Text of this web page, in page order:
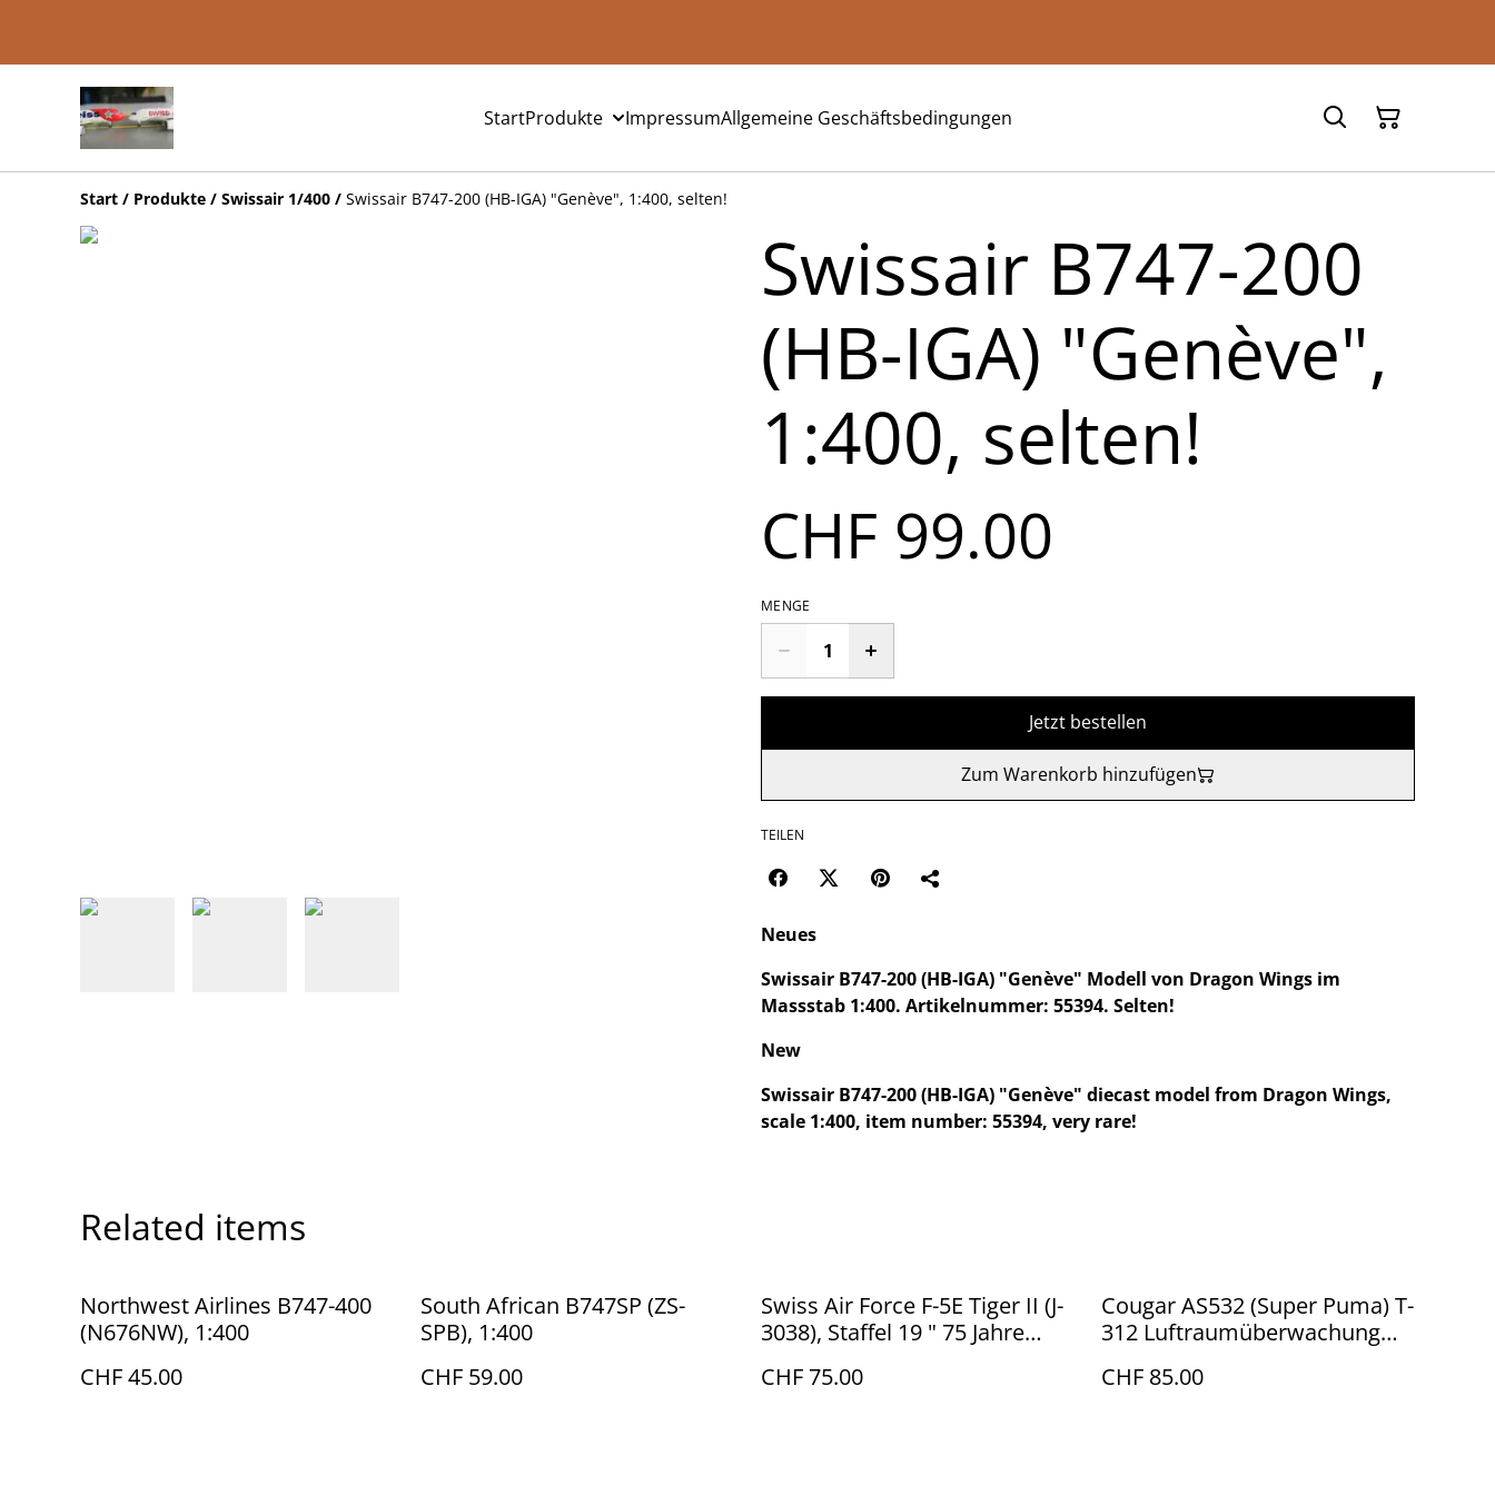
StartProdukte ImpressumAllgemeine Geschäftsbedingungen
Start / Produkte / Swissair 1/400 / Swissair B747-200 (HB-IGA) "Genève", 1:400, selten!
Swissair B747-200
(HB-IGA) "Genève",
1:400, selten!
CHF 99.00
MENGE
Jetzt bestellen
Zum Warenkorb hinzufügen
TEILEN
Neues
Swissair B747-200 (HB-IGA) "Genève" Modell von Dragon Wings im
Massstab 1:400. Artikelnummer: 55394. Selten!
New
Swissair B747-200 (HB-IGA) "Genève" diecast model from Dragon Wings,
scale 1:400, item number: 55394, very rare!
Related items
Northwest Airlines B747-400
(N676NW), 1:400
CHF 45.00
South African B747SP (ZS-
SPB), 1:400
CHF 59.00
Swiss Air Force F-5E Tiger II (J-
3038), Staffel 19 " 75 Jahre
CHF 75.00
Cougar AS532 (Super Puma) T-
312 Luftraumüberwachung
CHF 85.00